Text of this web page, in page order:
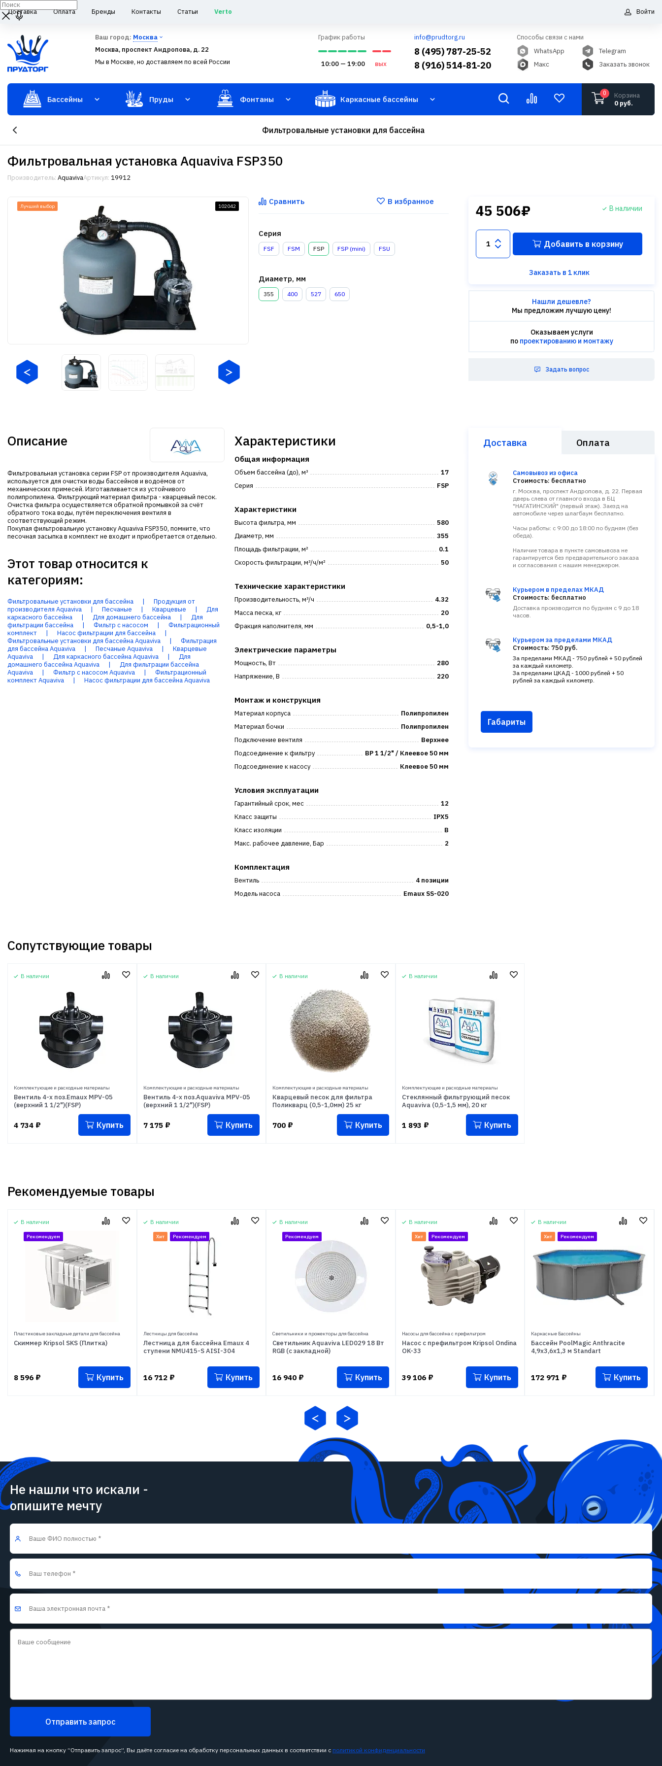
Доставка Оплата Бренды Контакты Статьи Verto Войти
Ваш город: Москва
Москва, проспект Андропова, д. 22
Мы в Москве, но доставляем по всей России
График работы
10:00 — 19:00 вых
info@prudtorg.ru
8 (495) 787-25-52
8 (916) 514-81-20
Способы связи с нами
WhatsApp
Макс
Telegram
Заказать звонок
Бассейны Пруды Фонтаны Каркасные бассейны
0
Корзина
0 руб.
Фильтровальные установки для бассейна
Фильтровальная установка Aquaviva FSP350
Производитель: AquavivaАртикул: 19912
102042
Лучший выбор
Сравнить В избранное
Серия
FSF FSM FSP FSP (mini) FSU
Диаметр, мм
355 400 527 650
45 506₽ В наличии
Добавить в корзину
Заказать в 1 клик
Нашли дешевле?
Мы предложим лучшую цену!
Оказываем услуги
по проектированию и монтажу
Задать вопрос
Описание
Фильтровальная установка серии FSP от производителя Aquaviva,
используется для очистки воды бассейнов и водоёмов от
механических примесей. Изготавливается из устойчивого
полипропилена. Фильтрующий материал фильтра - кварцевый песок.
Очистка фильтра осуществляется обратной промывкой за счёт
обратного тока воды, путём переключения вентиля в
соответствующий режим.
Покупая фильтровальную установку Aquaviva FSP350, помните, что
песочная засыпка в комплект не входит и приобретается отдельно.
Этот товар относится к
категориям:
Фильтровальные установки для бассейна |
Продукция от
производителя Aquaviva
| Песчаные | Кварцевые |
Для
каркасного бассейна
| Для домашнего бассейна |
Для
фильтрации бассейна
| Фильтр с насосом |
Фильтрационный
комплект
| Насос фильтрации для бассейна
|
Фильтровальные установки для бассейна Aquaviva
|
Фильтрация
для бассейна Aquaviva
| Песчаные Aquaviva |
Кварцевые
Aquaviva
| Для каркасного бассейна Aquaviva |
Для
домашнего бассейна Aquaviva
|
Для фильтрации бассейна
Aquaviva
| Фильтр с насосом Aquaviva |
Фильтрационный
комплект Aquaviva
| Насос фильтрации для бассейна Aquaviva
Характеристики
Общая информация
Объем бассейна (до), м³
17
Серия
FSP
Характеристики
Высота фильтра, мм
580
Диаметр, мм
355
Площадь фильтрации, м²
0.1
Скорость фильтрации, м³/ч/м²
50
Технические характеристики
Производительность, м³/ч
4.32
Масса песка, кг
20
Фракция наполнителя, мм
0,5-1,0
Электрические параметры
Мощность, Вт
280
Напряжение, В
220
Монтаж и конструкция
Материал корпуса
Полипропилен
Материал бочки
Полипропилен
Подключение вентиля
Верхнее
Подсоединение к фильтру
ВР 1 1/2" / Клеевое 50 мм
Подсоединение к насосу
Клеевое 50 мм
Условия эксплуатации
Гарантийный срок, мес
12
Класс защиты
IPX5
Класс изоляции
B
Макс. рабочее давление, Бар
2
Комплектация
Вентиль
4 позиции
Модель насоса
Emaux SS-020
Доставка Оплата
Самовывоз из офиса
Стоимость: бесплатно
г. Москва, проспект Андропова, д. 22. Первая
дверь слева от главного входа в БЦ
"НАГАТИНСКИЙ" (первый этаж). Заезд на
автомобиле через шлагбаум бесплатно.
Часы работы: с 9:00 до 18:00 по будням (без
обеда).
Наличие товара в пункте самовывоза не
гарантируется без предварительного заказа
и согласования с нашим менеджером.
Курьером в пределах МКАД
Стоимость: бесплатно
Доставка производится по будням с 9 до 18
часов.
Курьером за пределами МКАД
Стоимость: 750 руб.
За пределами МКАД - 750 рублей + 50 рублей
за каждый километр.
За пределами ЦКАД - 1000 рублей + 50
рублей за каждый километр.
Габариты
Сопутствующие товары
В наличии
Комплектующие и расходные материалы
Вентиль 4-х поз.Emaux MPV-05
(верхний 1 1/2")(FSP)
4 734 ₽ Купить
В наличии
Комплектующие и расходные материалы
Вентиль 4-х поз.Aquaviva MPV-05
(верхний 1 1/2")(FSP)
7 175 ₽ Купить
В наличии
Комплектующие и расходные материалы
Кварцевый песок для фильтра
Поликварц (0,5-1,0мм) 25 кг
700 ₽ Купить
В наличии
Комплектующие и расходные материалы
Стеклянный фильтрующий песок
Aquaviva (0,5-1,5 мм), 20 кг
1 893 ₽ Купить
Рекомендуемые товары
В наличии
Рекомендуем
Пластиковые закладные детали для бассейна
Скиммер Kripsol SKS (Плитка)
8 596 ₽ Купить
В наличии
Хит Рекомендуем
Лестницы для бассейна
Лестница для бассейна Emaux 4
ступени NMU415-S AISI-304
16 712 ₽ Купить
В наличии
Рекомендуем
Светильники и прожекторы для бассейна
Светильник Aquaviva LED029 18 Вт
RGB (с закладной)
16 940 ₽ Купить
В наличии
Хит Рекомендуем
Насосы для бассейна с префильтром
Насос с префильтром Kripsol Ondina
OK-33
39 106 ₽ Купить
В наличии
Хит Рекомендуем
Каркасные Бассейны
Бассейн PoolMagic Anthracite
4,9x3,6x1,3 м Standart
172 971 ₽ Купить
Не нашли что искали -
опишите мечту
Отправить запрос
Нажимая на кнопку “Отправить запрос”, Вы даёте согласие на обработку персональных данных в соответствии с политикой конфиденциальности